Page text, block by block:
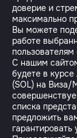
доверие и
максимально
Вы можете
работе
С нашим
будете в
(SOL) на Виза/
списка
предложить